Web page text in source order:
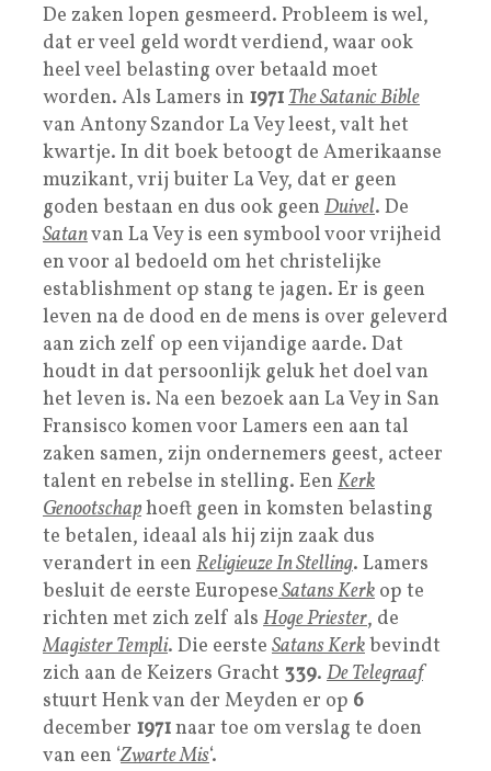
De zaken lopen gesmeerd. Probleem is wel,
dat er veel geld wordt verdiend, waar ook
heel veel belasting over betaald moet
worden. Als Lamers in 1971The Satanic Bible
van Antony Szandor La Vey leest, valt het
kwartje. In dit boek betoogt de Amerikaanse
muzikant, vrij buiter La Vey, dat er geen
goden bestaan en dus ook geen Duivel. De
Satanvan La Vey is een symbool voor vrijheid
en voor al bedoeld om het christelijke
establishment op stang te jagen. Er is geen
leven na de dood en de mens is over geleverd
aan zich zelf op een vijandige aarde. Dat
houdt in dat persoonlijk geluk het doel van
het leven is. Na een bezoek aan La Vey in San
Fransisco komen voor Lamers een aan tal
zaken samen, zijn ondernemers geest, acteer
talent en rebelse in stelling. Een Kerk
Genootschaphoeft geen in komsten belasting
te betalen, ideaal als hij zijn zaak dus
verandert in een Religieuze In Stelling. Lamers
besluit de eerste EuropeseSatans Kerk op te
richten met zich zelf als Hoge Priester, de
Magister Templi. Die eerste Satans Kerkbevindt
zich aan de Keizers Gracht 339. De Telegraaf
stuurt Henk van der Meyden er op 6
december 1971naar toe om verslag te doen
van een ‘Zwarte Mis‘.